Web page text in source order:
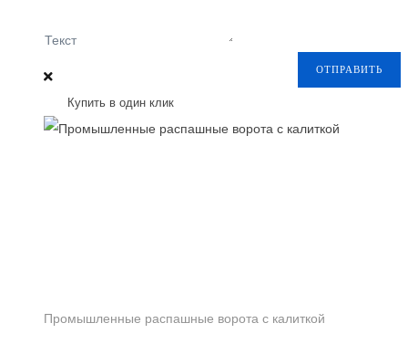
Текст
ОТПРАВИТЬ
Купить в один клик
Промышленные распашные ворота с калиткой